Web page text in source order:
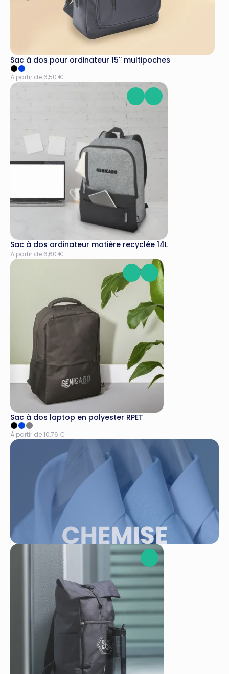
Sac à dos pour ordinateur 15'' multipoches
À partir de 6,50 €
Sac à dos ordinateur matière recyclée 14L
À partir de 6,60 €
Sac à dos laptop en polyester RPET
À partir de 10,76 €